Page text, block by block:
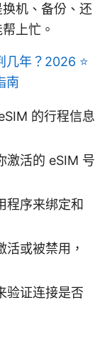
机、备份、还
上忙。
几年？2026 ⭐
南
的行程信息
激活的 eSIM 号
程序来绑定和
或被禁用，
验证连接是否